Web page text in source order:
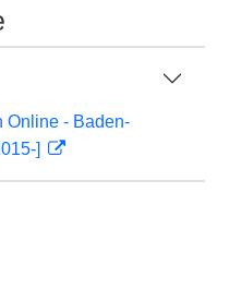
Online - Baden-
]